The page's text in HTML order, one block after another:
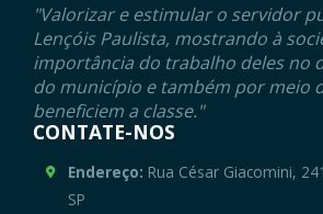
"Valorizar e estimular o servidor
Lençóis Paulista, mostrando à
importância do trabalho deles no
do município e também por meio
beneficiem a classe."
CONTATE-NOS
Endereço: Rua César Giacomini,
SP